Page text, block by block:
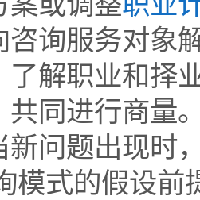
咨询服务对象
了解职业和择
共同进行商量
新问题出现时
模式的假设前